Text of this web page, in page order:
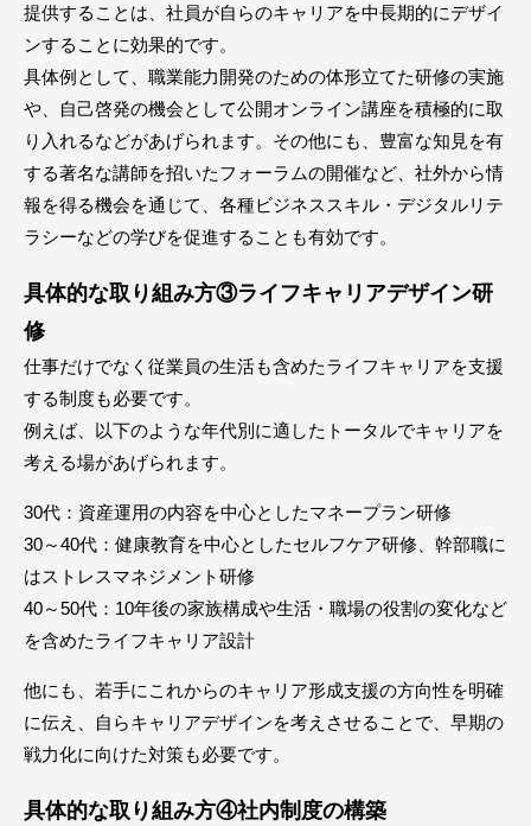
提供することは、社員が自らのキャリアを中長期的にデザイ
ンすることに効果的です。
具体例として、職業能力開発のための体形立てた研修の実施
や、自己啓発の機会として公開オンライン講座を積極的に取
り入れるなどがあげられます。その他にも、豊富な知見を有
する著名な講師を招いたフォーラムの開催など、社外から情
報を得る機会を通じて、各種ビジネススキル・デジタルリテ
ラシーなどの学びを促進することも有効です。
具体的な取り組み方③ライフキャリアデザイン研
修
仕事だけでなく従業員の生活も含めたライフキャリアを支援
する制度も必要です。
例えば、以下のような年代別に適したトータルでキャリアを
考える場があげられます。
30代：資産運用の内容を中心としたマネープラン研修
30～40代：健康教育を中心としたセルフケア研修、幹部職に
はストレスマネジメント研修
40～50代：10年後の家族構成や生活・職場の役割の変化など
を含めたライフキャリア設計
他にも、若手にこれからのキャリア形成支援の方向性を明確
に伝え、自らキャリアデザインを考えさせることで、早期の
戦力化に向けた対策も必要です。
具体的な取り組み方④社内制度の構築